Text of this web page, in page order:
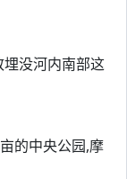
没河内南部这
的中央公园,摩